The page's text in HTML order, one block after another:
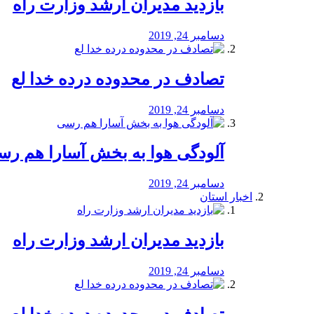
بازدید مدیران ارشد وزارت راه
دسامبر 24, 2019
تصادف در محدوده درده خدا لع
دسامبر 24, 2019
آلودگی هوا به بخش آسارا هم
دسامبر 24, 2019
اخبار استان
بازدید مدیران ارشد وزارت راه
دسامبر 24, 2019